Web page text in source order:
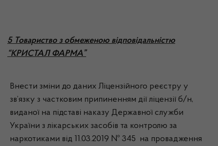
5 Товариство з обмеженою відповідальністю
“КРИСТАЛ ФАРМА”
Внести зміни до даних Ліцензійного реєстру у
зв’язку з частковим припиненням дії ліцензії б/н,
виданої на підставі наказу Державної служби
України з лікарських засобів та контролю за
наркотиками від 11.03.2019 № 345 на провадження